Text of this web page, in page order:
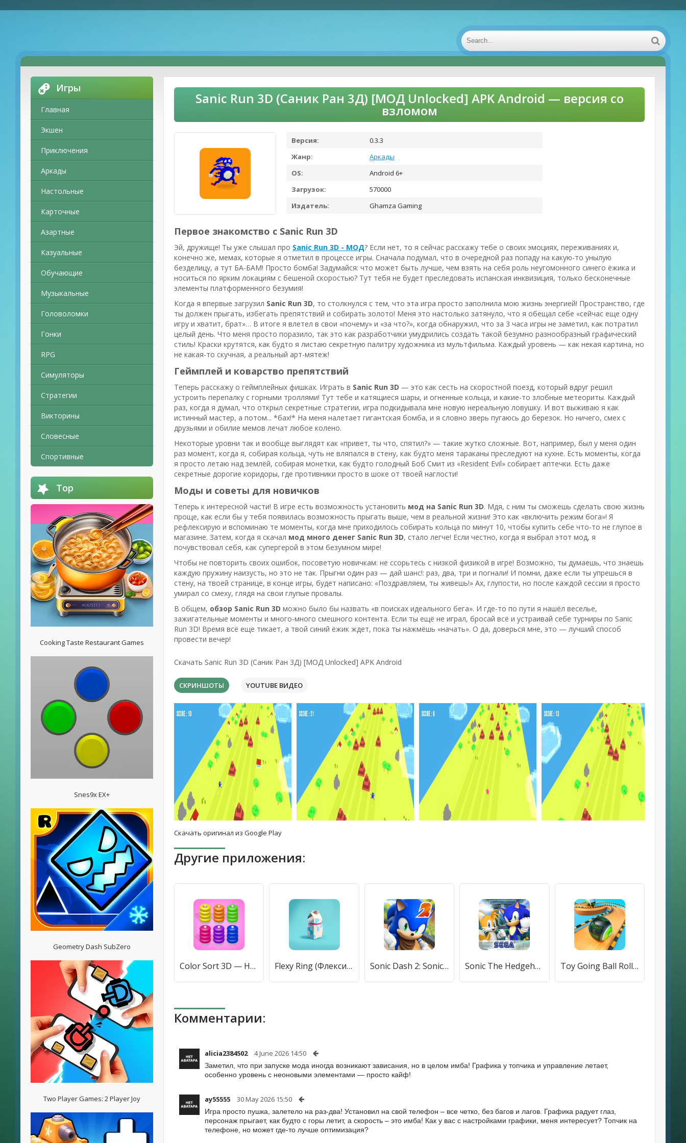
Игры
Главная
Экшен
Приключения
Аркады
Настольные
Карточные
Азартные
Казуальные
Обучающие
Музыкальные
Головоломки
Гонки
RPG
Симуляторы
Стратегии
Викторины
Словесные
Спортивные
Top
Cooking Taste Restaurant Games
Snes9x EX+
Geometry Dash SubZero
Two Player Games: 2 Player Joy
Sanic Run 3D (Саник Ран 3Д) [МОД Unlocked] APK Android — версия со
взломом
Версия:
0.3.3
Жанр:
Аркады
OS:
Android 6+
Загрузок:
570000
Издатель:
Ghamza Gaming
Первое знакомство с Sanic Run 3D
Эй, дружище! Ты уже слышал про Sanic Run 3D - МОД? Если нет, то я сейчас расскажу тебе о своих эмоциях, переживаниях и,
конечно же, мемах, которые я отметил в процессе игры. Сначала подумал, что в очередной раз попаду на какую-то унылую
безделицу, а тут БА-БАМ! Просто бомба! Задумайся: что может быть лучше, чем взять на себя роль неугомонного синего ёжика и
носиться по ярким локациям с бешеной скоростью? Тут тебя не будет преследовать испанская инквизиция, только бесконечные
элементы платформенного безумия!
Когда я впервые загрузил Sanic Run 3D, то столкнулся с тем, что эта игра просто заполнила мою жизнь энергией! Пространство, где
ты должен прыгать, избегать препятствий и собирать золото! Меня это настолько затянуло, что я обещал себе «сейчас еще одну
игру и хватит, брат»… В итоге я влетел в свои «почему» и «за что?», когда обнаружил, что за 3 часа игры не заметил, как потратил
целый день. Что меня просто поразило, так это как разработчики умудрились создать такой безумно разнообразный графический
стиль! Краски крутятся, как будто я листаю секретную палитру художника из мультфильма. Каждый уровень — как некая картина, но
не какая-то скучная, а реальный арт-мятеж!
Геймплей и коварство препятствий
Теперь расскажу о геймплейных фишках. Играть в Sanic Run 3D — это как сесть на скоростной поезд, который вдруг решил
устроить перепалку с горными троллями! Тут тебе и катящиеся шары, и огненные кольца, и какие-то злобные метеориты. Каждый
раз, когда я думал, что открыл секретные стратегии, игра подкидывала мне новую нереальную ловушку. И вот выживаю я как
истинный мастер, а потом... *бах!* На меня налетает гигантская бомба, и я словно зверь пугаюсь до березок. Но ничего, смех с
друзьями и обилие мемов лечат любое колено.
Некоторые уровни так и вообще выглядят как «привет, ты что, спятил?» — такие жутко сложные. Вот, например, был у меня один
раз момент, когда я, собирая кольца, чуть не вляпался в стену, как будто меня тараканы преследуют на кухне. Есть моменты, когда
я просто летаю над землёй, собирая монетки, как будто голодный Боб Смит из «Resident Evil» собирает аптечки. Есть даже
секретные дорогие коридоры, где противники просто в шоке от твоей наглости!
Моды и советы для новичков
Теперь к интересной части! В игре есть возможность установить мод на Sanic Run 3D. Мдя, с ним ты сможешь сделать свою жизнь
проще, как если бы у тебя появилась возможность прыгать выше, чем в реальной жизни! Это как «включить режим бога»! Я
рефлексирую и вспоминаю те моменты, когда мне приходилось собирать кольца по минут 10, чтобы купить себе что-то не глупое в
магазине. Затем, когда я скачал мод много денег Sanic Run 3D, стало легче! Если честно, когда я выбрал этот мод, я
почувствовал себя, как супергерой в этом безумном мире!
Чтобы не повторить своих ошибок, посоветую новичкам: не ссорьтесь с низкой физикой в игре! Возможно, ты думаешь, что знаешь
каждую пружину наизусть, но это не так. Прыгни один раз — дай шанс!: раз, два, три и погнали! И помни, даже если ты упрешься в
стену, на твоей странице, в конце игры, будет написано: «Поздравляем, ты живешь!» Ах, глупости, но после каждой сессии я просто
умирал со смеху, глядя на свои глупые провалы.
В общем, обзор Sanic Run 3D можно было бы назвать «в поисках идеального бега». И где-то по пути я нашёл веселье,
зажигательные моменты и много-много смешного контента. Если ты ещё не играл, бросай всё и устраивай себе турниры по Sanic
Run 3D! Время всё еще тикает, а твой синий ёжик ждет, пока ты нажмёшь «начать». О да, доверься мне, это — лучший способ
провести вечер!
Скачать Sanic Run 3D (Саник Ран 3Д) [МОД Unlocked] APK Android
СКРИНШОТЫ YOUTUBE ВИДЕО
Скачать оригинал из Google Play
Другие приложения:
Color Sort 3D — Hoop Stack [МОД Unlocked] APK Android Flexy Ring (Флекси ринг) [МОД Mega Pack] APK Android Sonic Dash 2: Sonic Boom Run (Соник Дэш 2) [МОД Mega Pack] APK Android Sonic The Hedgehog 4 Ep. II [МОД Unlocked] APK Android Toy Going Ball Roll [МОД Unlocked] APK Android
Комментарии:
alicia2384502 4 June 2026 14:50
Заметил, что при запуске мода иногда возникают зависания, но в целом имба! Графика у топчика и управление летает,
особенно уровень с неоновыми элементами — просто кайф!
ay55555 30 May 2026 15:50
Игра просто пушка, залетело на раз-два! Установил на свой телефон – все четко, без багов и лагов. Графика радует глаз,
персонаж прыгает, как будто с горы летит, а скорость – это имба! Как у вас с настройками графики, меня интересует? Топчик на
телефоне, но может где-то лучше оптимизация?